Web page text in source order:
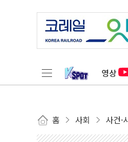
영상
홈 사회 사건·